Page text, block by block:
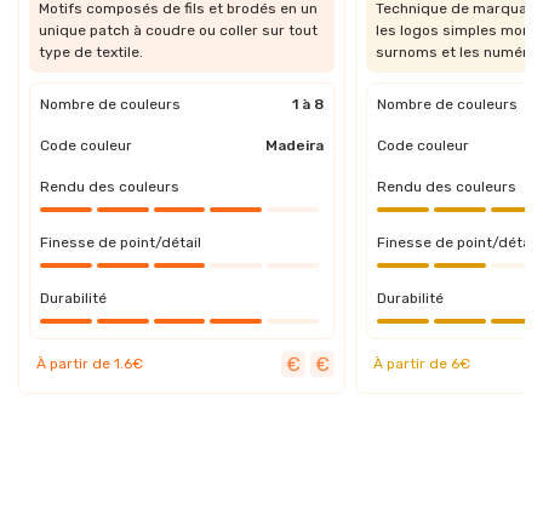
Motifs composés de fils et brodés en un
unique patch à coudre ou coller sur tout
type de textile.
Nombre de couleurs 1 à 8
Code couleur Madeira
Rendu des couleurs
Finesse de point/détail
Durabilité
À partir de 1.6€
Technique de
les logos simples
surnoms et les
Nombre de couleurs
Code couleur
Rendu des couleurs
Finesse de point/détail
Durabilité
À partir de 6€